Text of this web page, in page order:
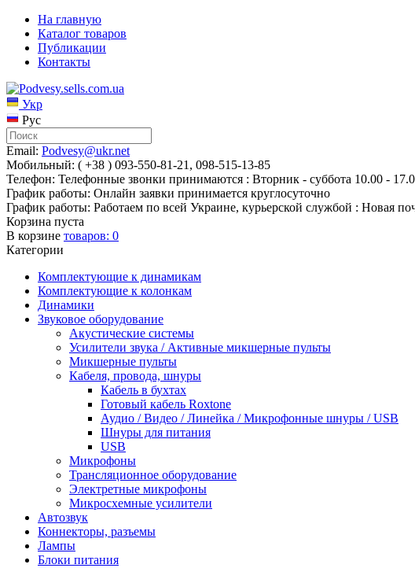
На главную
Каталог товаров
Публикации
Контакты
Укр
Рус
Email: Podvesy@ukr.net
Мобильный: ( +38 ) 093-550-81-21, 098-515-13-85
Телефон: Телефонные звонки принимаются : Вторник - суббота 10.00 -
График работы: Онлайн заявки принимается круглосуточно
График работы: Работаем по всей Украине, курьерской службой : Новая
Корзина пуста
В корзине товаров: 0
Категории
Комплектующие к динамикам
Комплектующие к колонкам
Динамики
Звуковое оборудование
Акустические системы
Усилители звука / Активные микшерные пульты
Микшерные пульты
Кабеля, провода, шнуры
Кабель в бухтах
Готовый кабель Roxtone
Аудио / Видео / Линейка / Микрофонные шнуры / USB
Шнуры для питания
USB
Микрофоны
Трансляционное оборудование
Электретные микрофоны
Микросхемные усилители
Автозвук
Коннекторы, разъемы
Лампы
Блоки питания